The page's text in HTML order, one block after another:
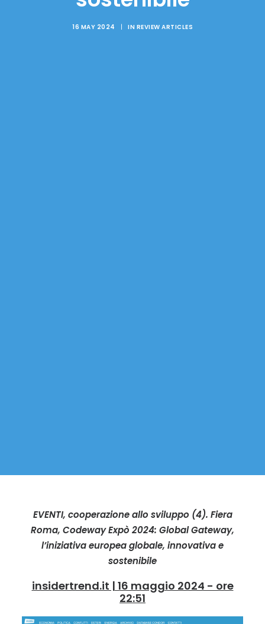
16 MAY 2024 | IN REVIEW ARTICLES
EVENTI, cooperazione allo sviluppo (4). Fiera
Roma, Codeway Expò 2024: Global Gateway,
l’iniziativa europea globale, innovativa e
sostenibile
insidertrend.it | 16 maggio 2024 - ore
22:51